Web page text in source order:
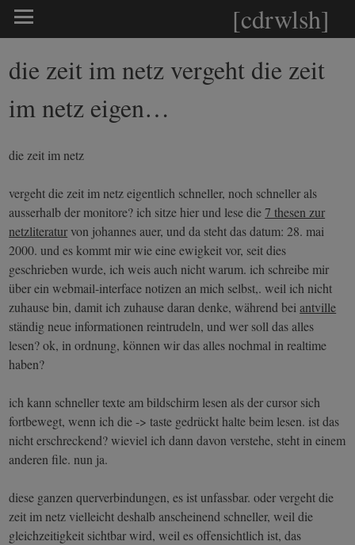
[cdrwlsh]
die zeit im netz vergeht die zeit
im netz eigen…
die zeit im netz
vergeht die zeit im netz eigentlich schneller, noch schneller als
ausserhalb der monitore? ich sitze hier und lese die7 thesen zur
netzliteraturvon johannes auer, und da steht das datum: 28. mai
2000. und es kommt mir wie eine ewigkeit vor, seit dies
geschrieben wurde, ich weis auch nicht warum. ich schreibe mir
über ein webmail-interface notizen an mich selbst,. weil ich nicht
zuhause bin, damit ich zuhause daran denke, während beiantville
ständig neue informationen reintrudeln, und wer soll das alles
lesen? ok, in ordnung, können wir das alles nochmal in realtime
haben?
ich kann schneller texte am bildschirm lesen als der cursor sich
fortbewegt, wenn ich die -> taste gedrückt halte beim lesen. ist das
nicht erschreckend? wieviel ich dann davon verstehe, steht in einem
anderen file. nun ja.
diese ganzen querverbindungen, es ist unfassbar. oder vergeht die
zeit im netz vielleicht deshalb anscheinend schneller, weil die
gleichzeitigkeit sichtbar wird, weil es offensichtlich ist, das